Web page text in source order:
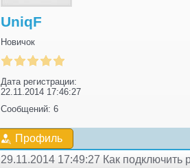
UniqF
Новичок
Дата регистрации:
22.11.2014 17:46:27
Сообщений: 6
Профиль
29.11.2014 17:49:27 Как подключить